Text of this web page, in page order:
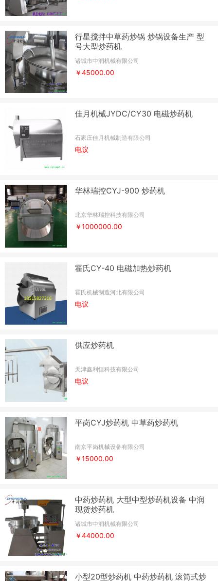
行星搅拌中草药炒锅 炒锅设备生产 型
号大型炒药机
诸城市中润机械有限公司
￥45000.00
佳月机械JYDC/CY30 电磁炒药机
石家庄佳月机械制造有限公司
电议
华林瑞控CYJ-900 炒药机
北京华林瑞控科技有限公司
￥1000000.00
霍氏CY-40 电磁加热炒药机
霍氏机械制造河北有限公司
电议
供应炒药机
天津鑫利恒科技有限公司
电议
平岗CYJ炒药机 中草药炒药机
南京平岗机械设备有限公司
￥15000.00
中药炒药机 大型中型炒药机设备 中润
现货炒药机
诸城市中润机械有限公司
￥44000.00
小型20型炒药机 中药炒药机 滚筒式炒